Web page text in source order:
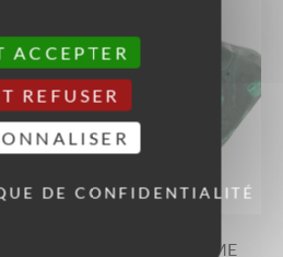
MALACHITE FORME
ACCEPTER
REFUSER
DE CONFIDENTIALITÉ